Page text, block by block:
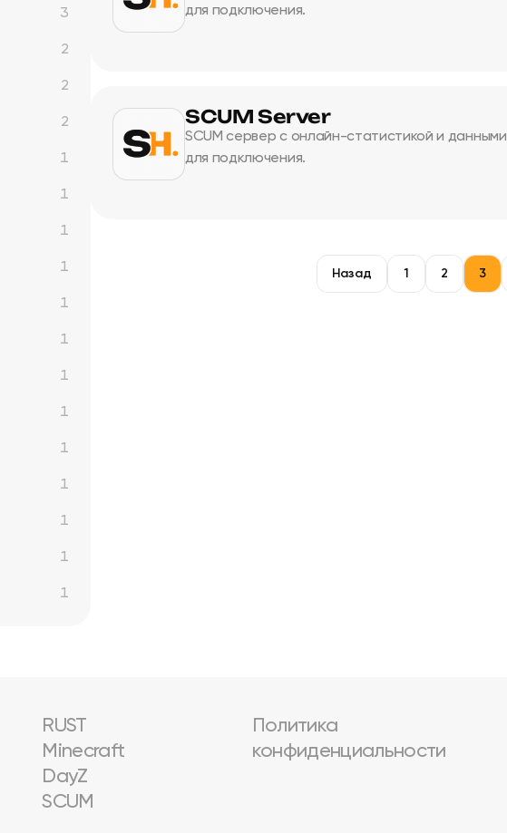
3
2
2
2
1
1
1
1
1
1
1
1
1
1
1
1
1
для подключения.
SCUM Server
SCUM сервер с онлайн-статистикой и данными
для подключения.
Назад 1 2 3
RUST
Minecraft
DayZ
SCUM
Политика
конфиденциальности